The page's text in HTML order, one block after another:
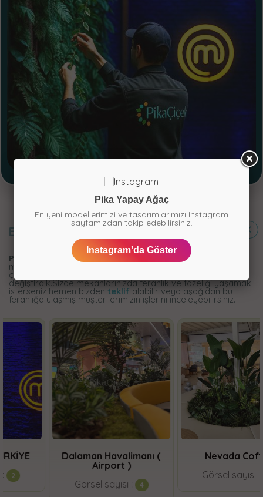
BİTEN PROJELER
Pika çiçekçilik olarak farklı sektördeki müşterilerimizin
mekanlarına değer kattık.Göz alıcı ve ilgi çekici yapay
çiçeklerle bezenmiş konseptlerimiz ile mekanların havasını
değiştirdik.Sizde mekanlarınızda ferahlık ve tazeliği yaşamak
isterseniz hemen bizden teklif alabilir veya aşağıdan bu
ferahlığa ulaşmış müşterilerimizin işlerini inceleyebilirsiniz.
Dalaman Havalimanı (
Airport )
Görsel sayısı :
4
Nevada Coffee
Görsel sayısı :
16
Pika Yapay Ağaç
En yeni modellerimizi ve tasarımlarımızı Instagram
sayfamızdan takip edebilirsiniz.
Instagram'da Göster